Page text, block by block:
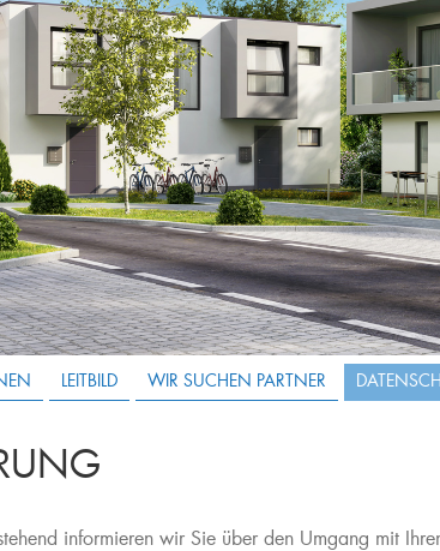
LEITBILD WIR SUCHEN PARTNER
informieren wir Sie über den Umgang mit